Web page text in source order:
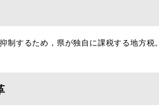
制するため，県が独自に課税する地方税